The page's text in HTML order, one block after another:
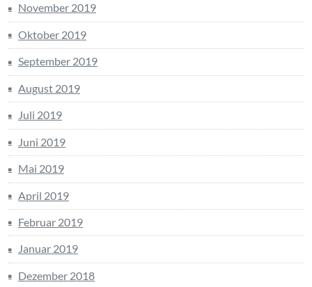
November 2019
Oktober 2019
September 2019
August 2019
Juli 2019
Juni 2019
Mai 2019
April 2019
Februar 2019
Januar 2019
Dezember 2018